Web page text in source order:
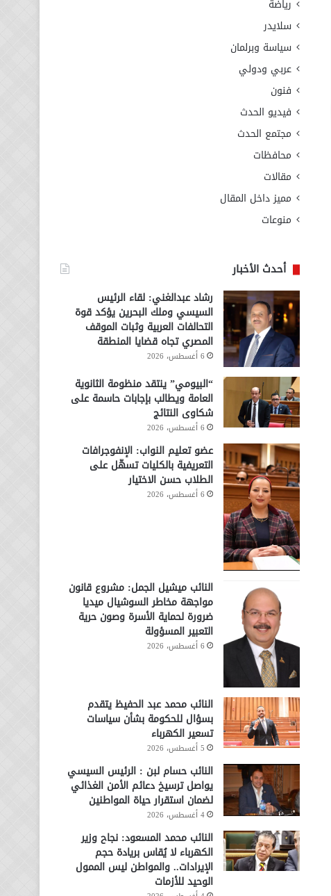
رياضة
سلايدر
سياسة وبرلمان
عربي ودولي
فنون
فيديو الحدث
مجتمع الحدث
محافظات
مقالات
مميز داخل المقال
منوعات
أحدث الأخبار
رشاد عبدالغني: لقاء الرئيس
السيسي وملك البحرين يؤكد قوة
التحالفات العربية وثبات الموقف
المصري تجاه قضايا المنطقة
6 أغسطس، 2026
“البيومي” ينتقد منظومة الثانوية
العامة ويطالب بإجابات حاسمة على
شكاوى النتائج
6 أغسطس، 2026
عضو تعليم النواب: الإنفوجرافات
التعريفية بالكليات تسهّل على
الطلاب حسن الاختيار
6 أغسطس، 2026
النائب ميشيل الجمل: مشروع قانون
مواجهة مخاطر السوشيال ميديا
ضرورة لحماية الأسرة وصون حرية
التعبير المسؤولة
6 أغسطس، 2026
النائب محمد عبد الحفيظ يتقدم
بسؤال للحكومة بشأن سياسات
تسعير الكهرباء
5 أغسطس، 2026
النائب حسام لبن : الرئيس السيسي
يواصل ترسيخ دعائم الأمن الغذائي
لضمان استقرار حياة المواطنين
4 أغسطس، 2026
النائب محمد المسعود: نجاح وزير
الكهرباء لا يُقاس بريادة حجم
الإيرادات.. والمواطن ليس الممول
الوحيد للأزمات